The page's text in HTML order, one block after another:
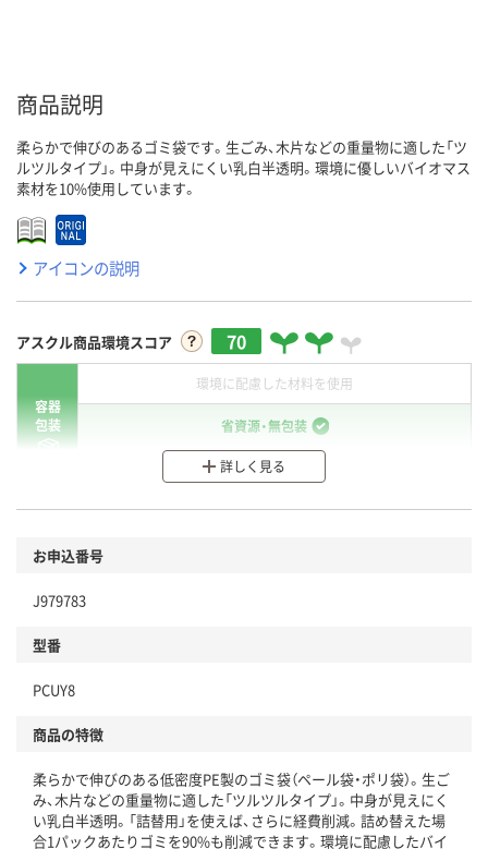
商品説明
柔らかで伸びのあるゴミ袋です。生ごみ、木片などの重量物に適した「ツ
ルツルタイプ」。中身が見えにくい乳白半透明。環境に優しいバイオマス
素材を10%使用しています。
アイコンの説明
アスクル商品環境スコア 70
容器
包装
環境に配慮した材料を使用
省資源・無包装
分別・リサイクルしやすい設計
商品
仕組
この商品の環境配慮ポイントです。下記商品詳細「
アスクル商品環境スコア詳細／加点項目
」で確認できます。
詳しく見る
お申込番号
J979783
型番
PCUY8
商品の特徴
柔らかで伸びのある低密度PE製のゴミ袋（ペール袋・ポリ袋）。生ご
み、木片などの重量物に適した「ツルツルタイプ」。中身が見えにく
い乳白半透明。「詰替用」を使えば、さらに経費削減。詰め替えた場
合1パックあたりゴミを90%も削減できます。環境に配慮したバイ